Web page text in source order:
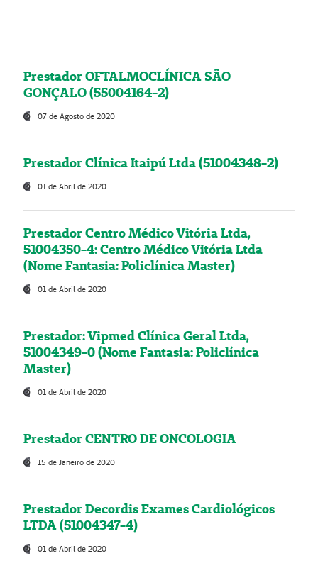
Prestador OFTALMOCLÍNICA SÃO
GONÇALO (55004164-2)
07 de Agosto de 2020
Prestador Clínica Itaipú Ltda (51004348-2)
01 de Abril de 2020
Prestador Centro Médico Vitória Ltda,
51004350-4: Centro Médico Vitória Ltda
(Nome Fantasia: Policlínica Master)
01 de Abril de 2020
Prestador: Vipmed Clínica Geral Ltda,
51004349-0 (Nome Fantasia: Policlínica
Master)
01 de Abril de 2020
Prestador CENTRO DE ONCOLOGIA
15 de Janeiro de 2020
Prestador Decordis Exames Cardiológicos
LTDA (51004347-4)
01 de Abril de 2020